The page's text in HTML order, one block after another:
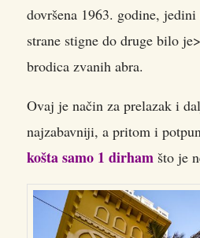
dovršena 1963. godine, jedini
strane stigne do druge bilo
brodica zvanih abra.
Ovaj je način za prelazak i
najzabavniji, a pritom i
košta samo 1 dirham što je